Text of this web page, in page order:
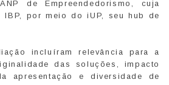
de Empreendedorismo, cuja
IBP, por meio do iUP, seu hub de
incluíram relevância para a
das soluções, impacto
apresentação e diversidade de